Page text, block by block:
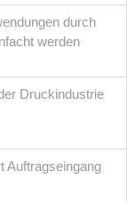
durch
werden
Druckindustrie
Auftragseingang